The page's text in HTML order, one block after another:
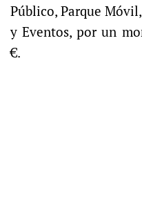
Público, Parque
y Eventos, por un
€.